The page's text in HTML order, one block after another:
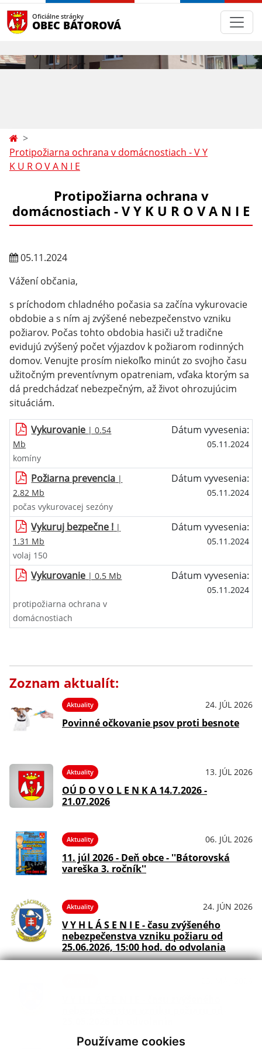
Používame cookies
Oficiálne stránky
OBEC BÁTOROVÁ
Protipožiarna ochrana v domácnostiach - V Y
K U R O V A N I E
Protipožiarna ochrana v
domácnostiach - V Y K U R O V A N I E
05.11.2024
Vážení občania,
s príchodom chladného počasia sa začína vykurovacie
obdobie a s ním aj zvýšené nebezpečenstvo vzniku
požiarov. Počas tohto obdobia hasiči už tradične
evidujú zvýšený počet výjazdov k požiarom rodinných
domov. Venujte prosím niekoľko minút zo svojho času
užitočným preventívnym opatreniam, vďaka ktorým sa
dá predchádzať nebezpečným, až život ohrozujúcim
situáciám.
Vykurovanie | 0.54
Mb
Dátum vyvesenia:
05.11.2024
komíny
Požiarna prevencia |
2.82 Mb
Dátum vyvesenia:
05.11.2024
počas vykurovacej sezóny
Vykuruj bezpečne ! |
1.31 Mb
Dátum vyvesenia:
05.11.2024
volaj 150
Vykurovanie | 0.5 Mb Dátum vyvesenia:
05.11.2024
protipožiarna ochrana v
domácnostiach
Zoznam aktualít:
Aktuality 24. JÚL 2026
Povinné očkovanie psov proti besnote
Aktuality 13. JÚL 2026
OÚ D O V O L E N K A 14.7.2026 -
21.07.2026
Aktuality 06. JÚL 2026
11. júl 2026 - Deň obce - ''Bátorovská
vareška 3. ročník''
Aktuality 24. JÚN 2026
V Y H L Á S E N I E - času zvýšeného
nebezpečenstva vzniku požiaru od
25.06.2026, 15:00 hod. do odvolania